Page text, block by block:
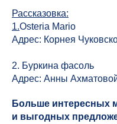
Рассказовка:
1.Osteria Mario
Адрес: Корнея
2. Буркина фасоль
Адрес: Анны
Больше интересных
и выгодных